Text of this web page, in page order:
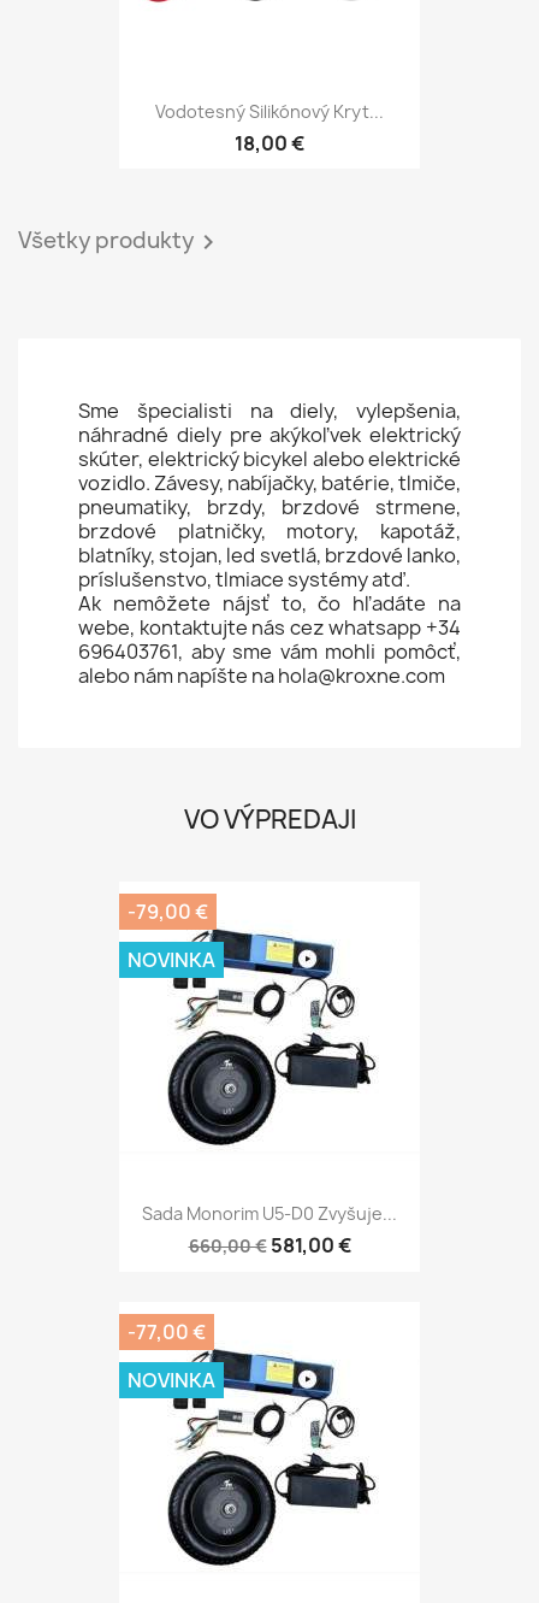
Vodotesný Silikónový Kryt...
18,00 €
Všetky produkty 
Sme špecialisti na diely, vylepšenia,
náhradné diely pre akýkoľvek elektrický
skúter, elektrický bicykel alebo elektrické
vozidlo. Závesy, nabíjačky, batérie, tlmiče,
pneumatiky, brzdy, brzdové strmene,
brzdové platničky, motory, kapotáž,
blatníky, stojan, led svetlá, brzdové lanko,
príslušenstvo, tlmiace systémy atď.
Ak nemôžete nájsť to, čo hľadáte na
webe, kontaktujte nás cez whatsapp +34
696403761, aby sme vám mohli pomôcť,
alebo nám napíšte na hola@kroxne.com
VO VÝPREDAJI
Sada Monorim U5-D0 Zvyšuje...
660,00 € 581,00 €
-79,00 €
NOVINKA
-77,00 €
NOVINKA